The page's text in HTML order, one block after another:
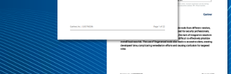
Pismo constrói forte